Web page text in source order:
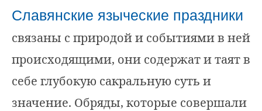
Славянские языческие праздники
связаны с природой и событиями в ней
происходящими, они содержат и таят в
себе глубокую сакральную суть и
значение. Обряды, которые совершали